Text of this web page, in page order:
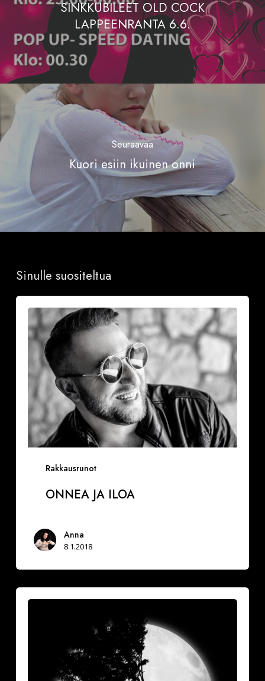
SINKKUBILEET OLD COCK
LAPPEENRANTA 6.6.
Seuraavaa
Kuori esiin ikuinen onni
Sinulle suositeltua
Rakkausrunot
iloa
ONNEA JA ILOA
Anna
8.1.2018